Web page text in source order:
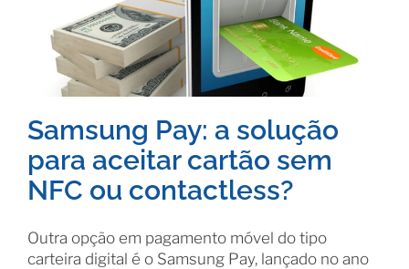
Samsung Pay: a solução
para aceitar cartão sem
NFC ou contactless?
Outra opção em pagamento móvel do tipo
carteira digital é o Samsung Pay, lançado no ano